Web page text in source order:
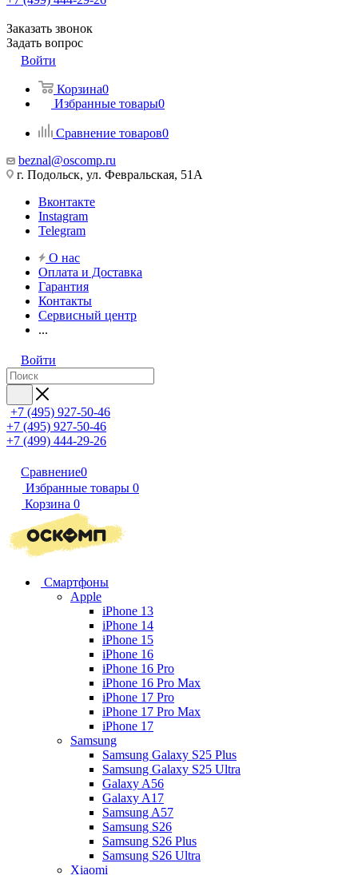
Заказать звонок
Задать вопрос
Войти
Корзина0
Избранные товары0
Сравнение товаров0
beznal@oscomp.ru
г. Подольск, ул. Февральская, 51А
Вконтакте
Instagram
Telegram
О нас
Оплата и Доставка
Гарантия
Контакты
Сервисный центр
...
Войти
+7 (495) 927-50-46
+7 (495) 927-50-46
+7 (499) 444-29-26
Сравнение0
Избранные товары 0
Корзина 0
Смартфоны
Apple
iPhone 13
iPhone 14
iPhone 15
iPhone 16
iPhone 16 Pro
iPhone 16 Pro Max
iPhone 17 Pro
iPhone 17 Pro Max
iPhone 17
Samsung
Samsung Galaxy S25 Plus
Samsung Galaxy S25 Ultra
Galaxy A56
Galaxy A17
Samsung A57
Samsung S26
Samsung S26 Plus
Samsung S26 Ultra
Xiaomi